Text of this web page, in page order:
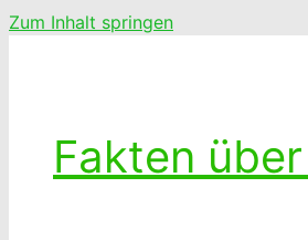
Zum Inhalt springen
Fakten